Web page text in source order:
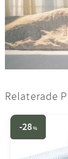
Relaterade
28%